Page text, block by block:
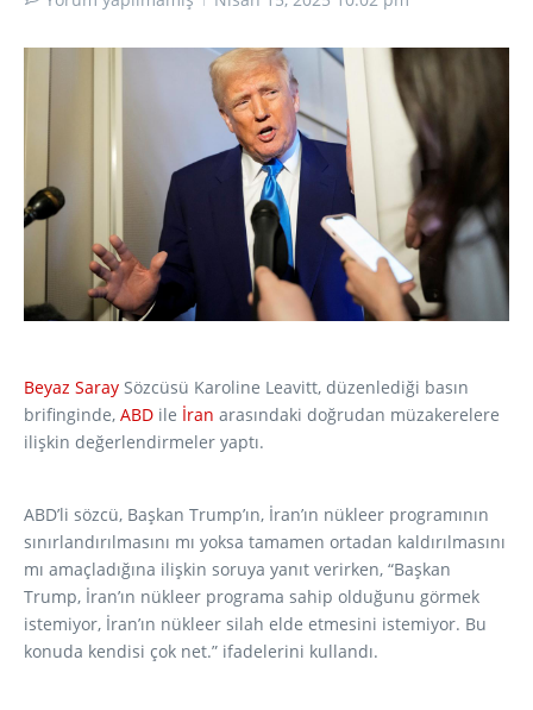
Beyaz Saray Sözcüsü Karoline Leavitt, düzenlediği basın
brifinginde, ABD ile İran arasındaki doğrudan müzakerelere
ilişkin değerlendirmeler yaptı.
ABD’li sözcü, Başkan Trump’ın, İran’ın nükleer programının
sınırlandırılmasını mı yoksa tamamen ortadan kaldırılmasını
mı amaçladığına ilişkin soruya yanıt verirken, “Başkan
Trump, İran’ın nükleer programa sahip olduğunu görmek
istemiyor, İran’ın nükleer silah elde etmesini istemiyor. Bu
konuda kendisi çok net.” ifadelerini kullandı.